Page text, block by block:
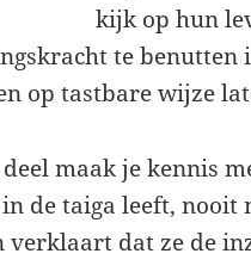
kijk op hun
te benutten
op tastbare wijze
maak je kennis
de taiga leeft, nooit
verklaart dat ze de